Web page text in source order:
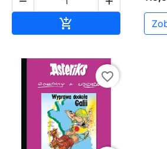
 Dodaj do koszyka
favorite_border